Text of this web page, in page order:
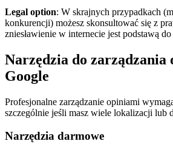
Legal option: W skrajnych przypadkach
konkurencji) możesz skonsultować się z
zniesławienie w internecie jest podstawą
Narzędzia do zarządzania
Google
Profesjonalne zarządzanie opiniami
szczególnie jeśli masz wiele lokalizacji lub
Narzędzia darmowe